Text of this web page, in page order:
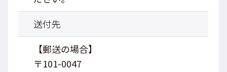
送付先
【郵送の場合】
〒101-0047